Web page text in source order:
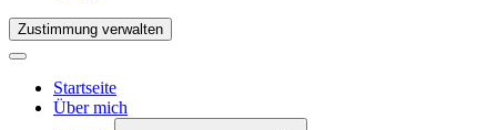
Zustimmung verwalten
Startseite
Über mich